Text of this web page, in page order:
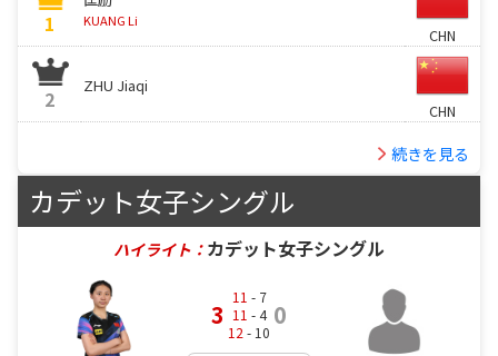
1 KUANG Li
CHN
2
ZHU Jiaqi
CHN
続きを見る
カデット女子シングル
ハイライト： カデット女子シングル
3
11 - 7
11 - 4
12 - 10
0